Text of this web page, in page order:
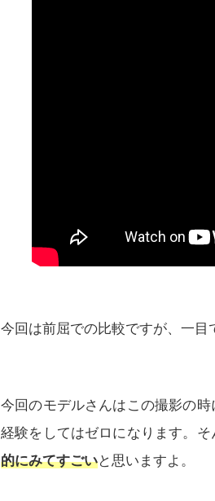
今回は前屈での比較ですが、一目
今回のモデルさんはこの撮影の
経験をしてはゼロになります。
的にみてすごいと思いますよ。